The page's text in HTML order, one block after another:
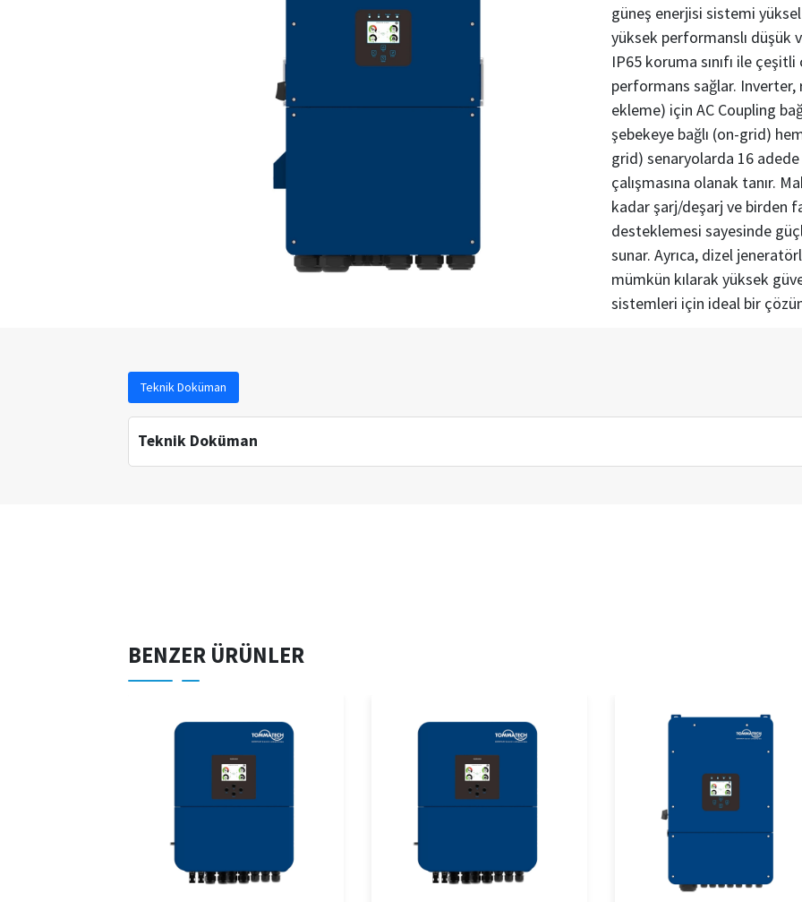
güneş enerjisi sistemi
yüksek performanslı düşük
IP65 koruma sınıfı ile
performans sağlar.
ekleme) için AC Coupling
şebekeye bağlı (on-grid)
grid) senaryolarda 16
çalışmasına olanak tanır.
kadar şarj/deşarj ve birden
desteklemesi sayesinde
sunar. Ayrıca, dizel
mümkün kılarak yüksek
sistemleri için ideal bir
Teknik Doküman
Teknik Doküman
BENZER ÜRÜNLER